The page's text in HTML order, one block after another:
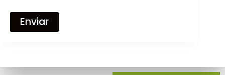
Enviar